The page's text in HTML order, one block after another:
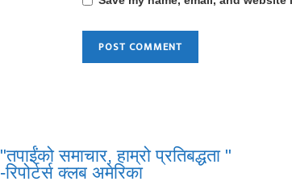
"तपाईंको समाचार, हाम्रो प्रतिबद्धता "
-रिपोर्टर्स क्लब अमेरिका